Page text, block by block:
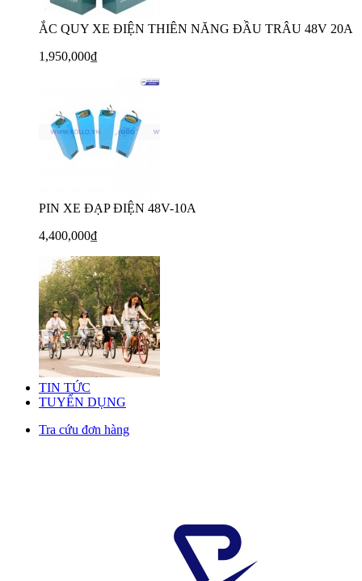
ẮC QUY XE ĐIỆN THIÊN NĂNG ĐẦU TRÂU 48V 20A
1,950,000₫
PIN XE ĐẠP ĐIỆN 48V-10A
4,400,000₫
TIN TỨC
TUYỂN DỤNG
Tra cứu đơn hàng